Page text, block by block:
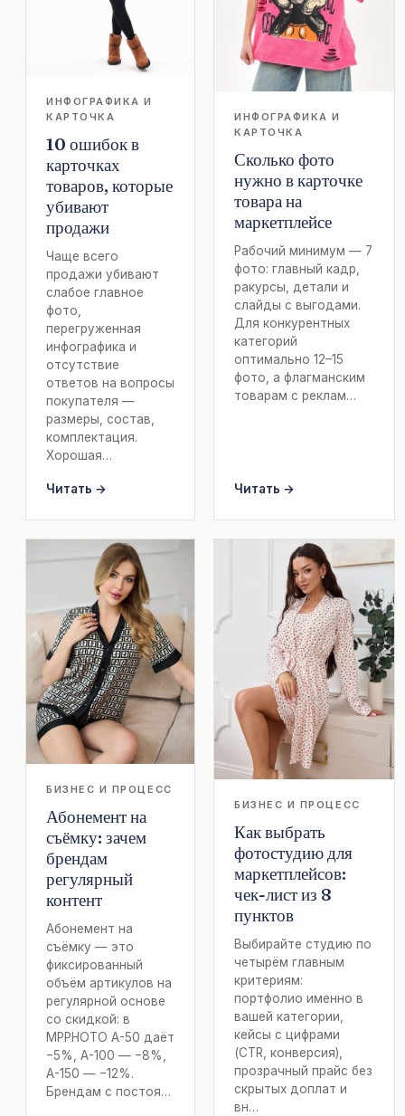
ИНФОГРАФИКА И
КАРТОЧКА
10 ошибок в
карточках
товаров, которые
убивают
продажи
Чаще всего
продажи убивают
слабое главное
фото,
перегруженная
инфографика и
отсутствие
ответов на вопросы
покупателя —
размеры, состав,
комплектация.
Хорошая…
Читать →
ИНФОГРАФИКА И
КАРТОЧКА
Сколько фото
нужно в карточке
товара на
маркетплейсе
Рабочий минимум — 7
фото: главный кадр,
ракурсы, детали и
слайды с выгодами.
Для конкурентных
категорий
оптимально 12–15
фото, а флагманским
товарам с реклам…
Читать →
БИЗНЕС И ПРОЦЕСС
Абонемент на
съёмку: зачем
брендам
регулярный
контент
Абонемент на
съёмку — это
фиксированный
объём артикулов на
регулярной основе
со скидкой: в
MPPHOTO А-50 даёт
−5%, А-100 — −8%,
А-150 — −12%.
Брендам с постоя…
БИЗНЕС И ПРОЦЕСС
Как выбрать
фотостудию для
маркетплейсов:
чек-лист из 8
пунктов
Выбирайте студию по
четырём главным
критериям:
портфолио именно в
вашей категории,
кейсы с цифрами
(CTR, конверсия),
прозрачный прайс без
скрытых доплат и
вн…